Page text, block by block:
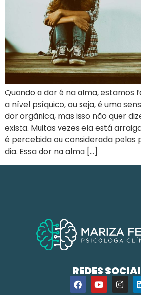
Quando a dor é na alma, estamos
a nível psíquico, ou seja, é uma
dor orgânica, mas isso não quer
exista. Muitas vezes ela está
é percebida ou considerada pelas
dia. Essa dor na alma […]
REDES